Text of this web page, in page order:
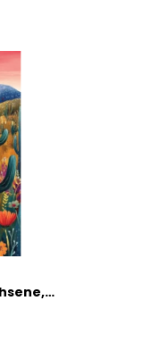
Diamond Painting Erwachsene, Diamond Painting Kaktus Crystal Art Landschaft Muster 5D DIY Diamant Malerei Cross Stitch Stickerei Basteln Erwachsene Set für Deko Wohnzimmer 100x135cm -ly250825S5T8